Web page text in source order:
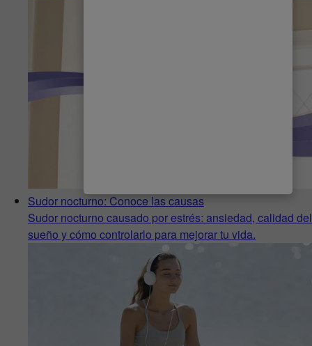
Sudor nocturno: Conoce las causas
Sudor nocturno causado por estrés: ansiedad, calidad del
sueño y cómo controlarlo para mejorar tu vida.